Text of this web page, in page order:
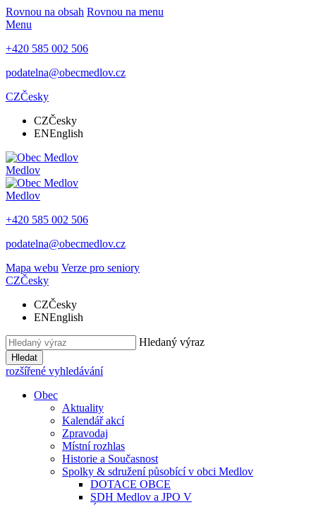
Rovnou na obsah Rovnou na menu
Menu
+420 585 002 506
podatelna@obecmedlov.cz
CZČesky
CZČesky
ENEnglish
Medlov
Medlov
+420 585 002 506
podatelna@obecmedlov.cz
Mapa webu Verze pro seniory
CZČesky
CZČesky
ENEnglish
Hledaný výraz
Hledat
rozšířené vyhledávání
Obec
Aktuality
Kalendář akcí
Zpravodaj
Místní rozhlas
Historie a Současnost
Spolky & sdružení působící v obci Medlov
DOTACE OBCE
SDH Medlov a JPO V